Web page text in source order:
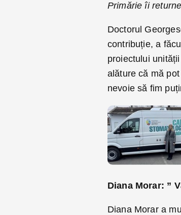
Primărie îi
Doctorul
contribuție, a
proiectului
alăture că mă
nevoie să fim
Diana Morar: ”
Diana Morar a